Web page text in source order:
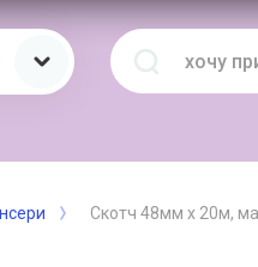
Скотч 48мм х 20м,